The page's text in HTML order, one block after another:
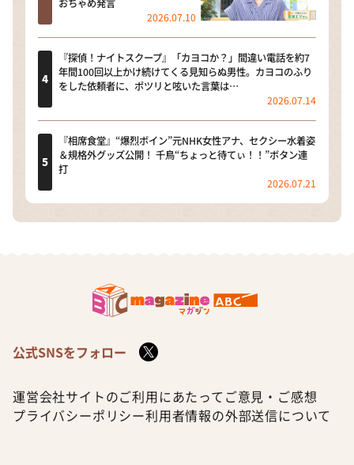
2026.07.10
『探偵！ナイトスクープ』「カヨコか？」間違い電話を約7
年間100回以上かけ続けてくる見知らぬ男性。カヨコのふり
をした依頼者に、ポツリと呟いた言葉は…
2026.07.14
『相席食堂』“爆烈ボイン”元NHK女性アナ、セクシー水着姿
＆規格外グッズ公開！ 千鳥“ちょっと待てぃ！！”ボタン連
打
2026.07.21
公式SNSをフォロー
運営会社サイトのご利用にあたって ご意見・ご感想
プライバシーポリシー利用者情報の外部送信について